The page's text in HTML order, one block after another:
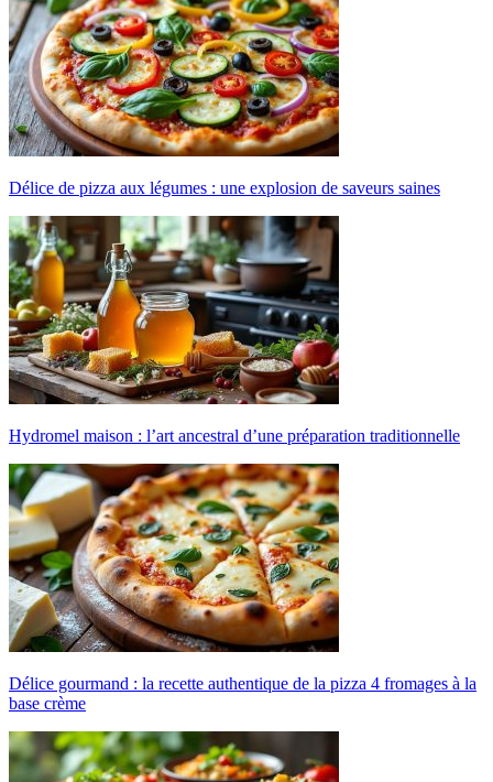
Délice de pizza aux légumes : une explosion de saveurs saines
Hydromel maison : l’art ancestral d’une préparation traditionnelle
Délice gourmand : la recette authentique de la pizza 4 fromages à la
base crème